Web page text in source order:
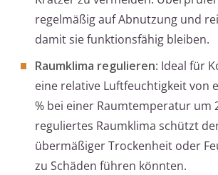
regelmäßig auf Abnutzung und
damit sie funktionsfähig bleiben.
Raumklima regulieren: Ideal für
eine relative Luftfeuchtigkeit von
% bei einer Raumtemperatur um
reguliertes Raumklima schützt
übermäßiger Trockenheit oder
zu Schäden führen könnten.